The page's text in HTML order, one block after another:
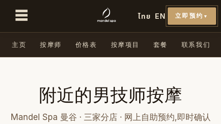
☰ ไทย EN 立即预约 ▼
主页 按摩师 价格表 按摩项目 套餐 联系我们
附近的男技师按摩
Mandel Spa 曼谷 · 三家分店 · 网上自助预约,即时确认